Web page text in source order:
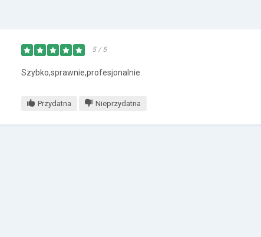
5 / 5
Szybko,sprawnie,profesjonalnie.
Przydatna Nieprzydatna